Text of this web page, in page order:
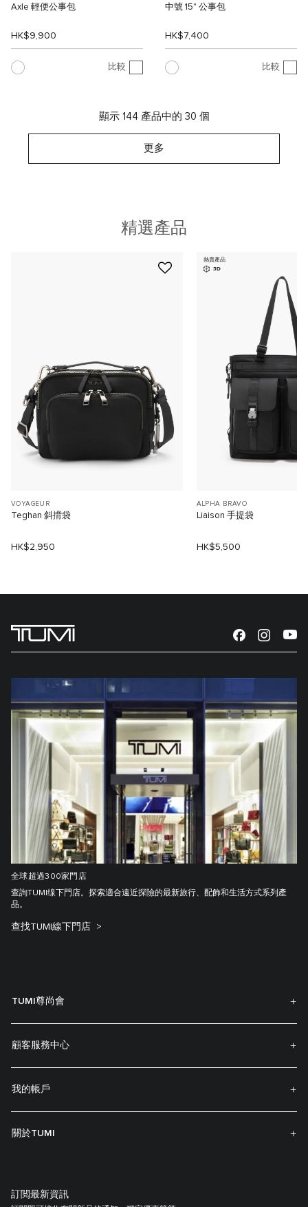
Axle 輕便公事包
HK$9,900
比較
中號 15" 公事包
HK$7,400
比較
顯示 144 產品中的 30 個
更多
精選產品
VOYAGEUR
Teghan 斜揹袋
HK$2,950
熱賣產品
3D
ALPHA BRAVO
Liaison 手提袋
HK$5,500
全球超過300家門店
查詢TUMI缐下門店。探索適合遠近探險的最新旅行、配飾和生活方式系列產
品。
查找TUMI線下門店
TUMI尊尚會
顧客服務中心
我的帳戶
關於TUMI
訂閲最新資訊